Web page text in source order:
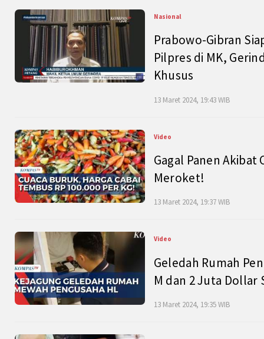
Nasional
Prabowo-Gibran
Pilpres di MK,
Khusus
13 Maret 2024, 19:43 WIB
Video
Gagal Panen Akibat
Meroket!
13 Maret 2024, 19:37 WIB
Video
Geledah Rumah
M dan 2 Juta Dollar
13 Maret 2024, 19:35 WIB